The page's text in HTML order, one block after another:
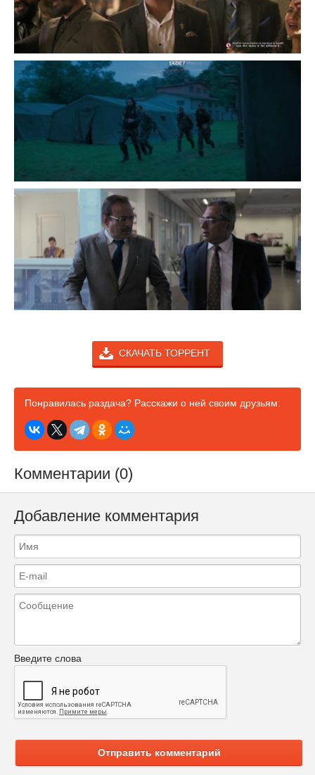
СКАЧАТЬ ТОРРЕНТ
Понравилась раздача? Расскажи о ней своим друзьям:
Комментарии (0)
Добавление комментария
Введите слова
Отправить комментарий